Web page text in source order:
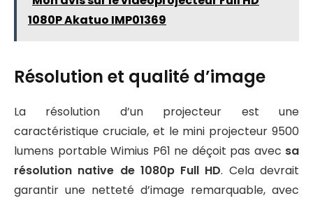
1080P Akatuo ‎IMP01369
Résolution et qualité d’image
La résolution d’un projecteur est une
caractéristique cruciale, et le mini projecteur 9500
lumens portable Wimius P61 ne déçoit pas avec sa
résolution native de 1080p Full HD. Cela devrait
garantir une netteté d’image remarquable, avec